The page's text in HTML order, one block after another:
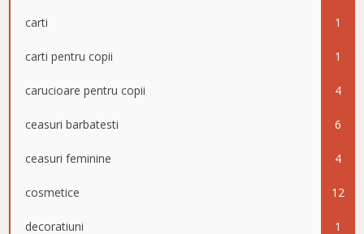
carti 1
carti pentru copii 1
carucioare pentru copii 4
ceasuri barbatesti 6
ceasuri feminine 4
cosmetice 12
decoratiuni 1